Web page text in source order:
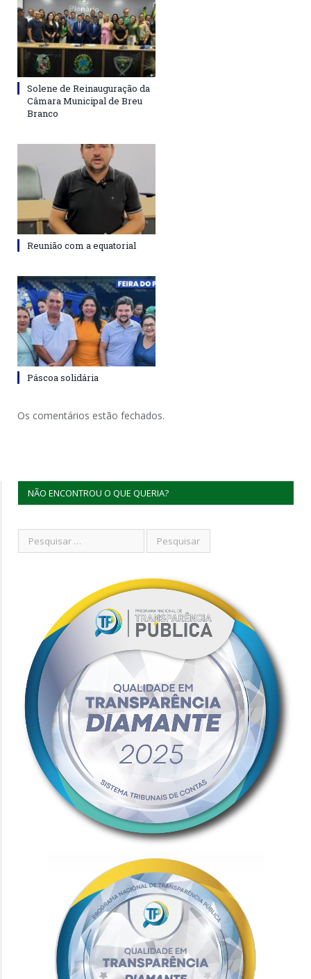
Solene de Reinauguração da
Câmara Municipal de Breu
Branco
Reunião com a equatorial
Páscoa solidária
Os comentários estão fechados.
NÃO ENCONTROU O QUE QUERIA?